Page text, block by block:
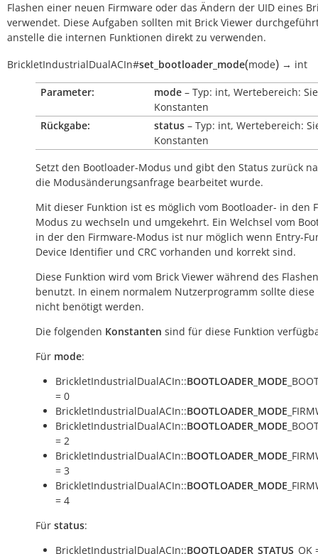
Flashen einer neuen Firmware oder das Ändern der UID eines
verwendet. Diese Aufgaben sollten mit Brick Viewer
anstelle die internen Funktionen direkt zu verwenden.
BrickletIndustrialDualACIn#set_bootloader_mode(mode) → int
Parameter: mode – Typ: int, Wertebereich:
Konstanten
Rückgabe:
status – Typ: int, Wertebereich:
Konstanten
Setzt den Bootloader-Modus und gibt den Status zurück
die Modusänderungsanfrage bearbeitet wurde.
Mit dieser Funktion ist es möglich vom Bootloader- in den
Modus zu wechseln und umgekehrt. Ein Welchsel vom
in der den Firmware-Modus ist nur möglich wenn Entry-
Device Identifier und CRC vorhanden und korrekt sind.
Diese Funktion wird vom Brick Viewer während des
benutzt. In einem normalem Nutzerprogramm sollte diese
nicht benötigt werden.
Die folgenden Konstanten sind für diese Funktion
Für mode:
BrickletIndustrialDualACIn::BOOTLOADER_MODE
= 0
BrickletIndustrialDualACIn::BOOTLOADER_MODE
BrickletIndustrialDualACIn::BOOTLOADER_MODE
= 2
BrickletIndustrialDualACIn::BOOTLOADER_MODE
= 3
BrickletIndustrialDualACIn::BOOTLOADER_MODE
= 4
Für status:
BrickletIndustrialDualACIn::BOOTLOADER_STATUS _OK